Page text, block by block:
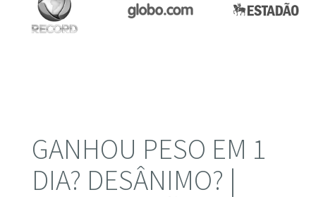
GANHOU PESO EM 1
DIA? DESÂNIMO? |